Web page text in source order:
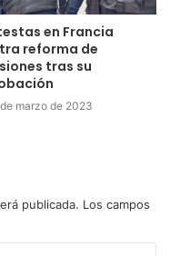
en Francia
reforma de
tras su
marzo de 2023
publicada. Los campos